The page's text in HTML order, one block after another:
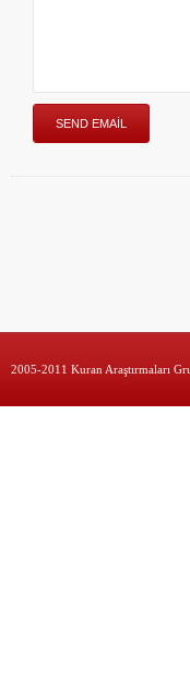
2005-2011 Kuran Araştırmaları